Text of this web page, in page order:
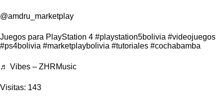
@amdru_marketplay
Juegos para PlayStation 4 #playstation5bolivia #videojuegos
#ps4bolivia #marketplaybolivia #tutoriales #cochabamba
♬ Vibes – ZHRMusic
Visitas: 143